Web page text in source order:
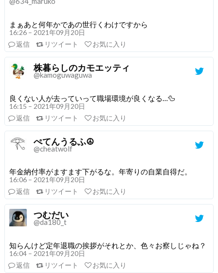
まぁあと何年かであの世行くわけですから
16:26 – 2021年09月20日
返信
リツイート お気に入り
株暮らしのカモエッティ
@kamoguwaguwa
良くない人が去っていって職場環境が良くなる…🦆
16:15 – 2021年09月20日
返信
リツイート お気に入り
ぺてんうるふ☮
@cheatwolf
年金納付率がますます下がるな。年寄りの自業自得だ。
16:06 – 2021年09月20日
返信
リツイート お気に入り
つむだい
@da180_t
知らんけど定年退職の挨拶がそれとか、色々お察しじゃね？
16:04 – 2021年09月20日
返信
リツイート お気に入り